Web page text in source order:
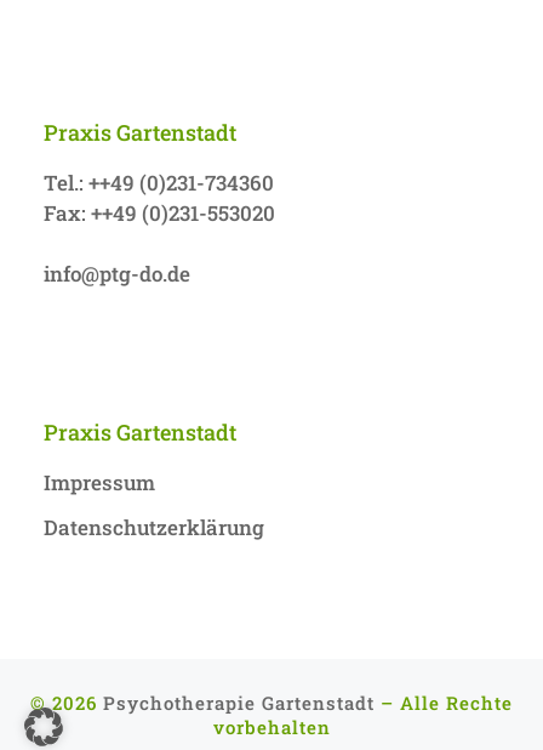
Praxis Gartenstadt
Tel.: ++49 (0)231-734360
Fax: ++49 (0)231-553020
info@ptg-do.de
Praxis Gartenstadt
Impressum
Datenschutzerklärung
© 2026 Psychotherapie Gartenstadt – Alle Rechte
vorbehalten